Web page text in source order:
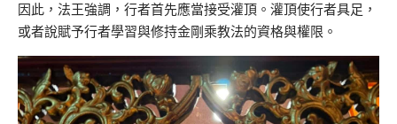
因此，法王強調，行者首先應當接受灌頂。灌頂使行者具足，
或者說賦予行者學習與修持金剛乘教法的資格與權限。